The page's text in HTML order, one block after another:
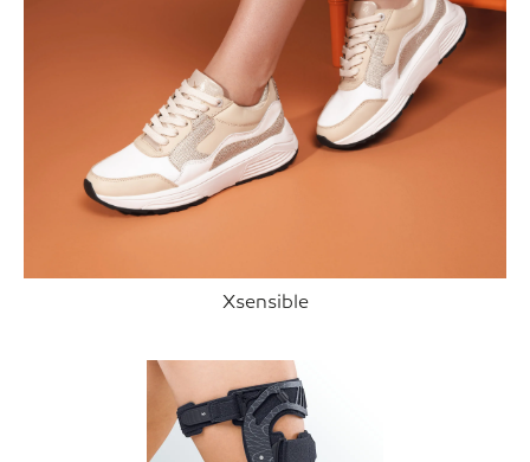
Xsensible